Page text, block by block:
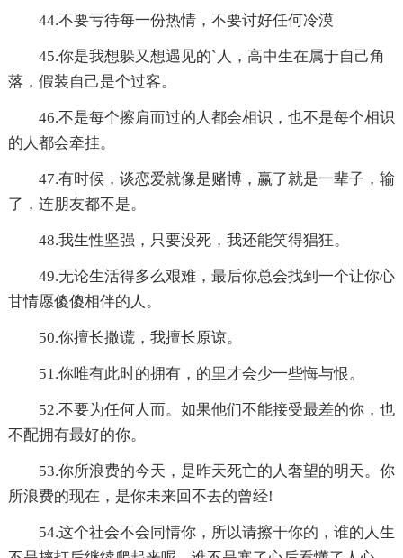
44.不要亏待每一份热情，不要讨好任何冷漠
45.你是我想躲又想遇见的`人，高中生在属于自己角
落，假装自己是个过客。
46.不是每个擦肩而过的人都会相识，也不是每个相识
的人都会牵挂。
47.有时候，谈恋爱就像是赌博，赢了就是一辈子，输
了，连朋友都不是。
48.我生性坚强，只要没死，我还能笑得猖狂。
49.无论生活得多么艰难，最后你总会找到一个让你心
甘情愿傻傻相伴的人。
50.你擅长撒谎，我擅长原谅。
51.你唯有此时的拥有，的里才会少一些悔与恨。
52.不要为任何人而。如果他们不能接受最差的你，也
不配拥有最好的你。
53.你所浪费的今天，是昨天死亡的人奢望的明天。你
所浪费的现在，是你未来回不去的曾经!
54.这个社会不会同情你，所以请擦干你的，谁的人生